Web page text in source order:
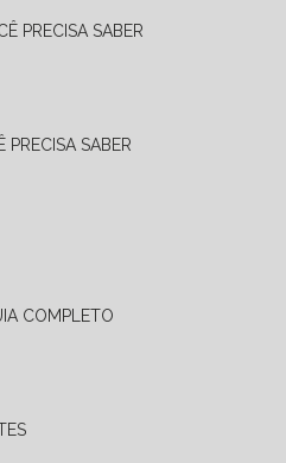
PRECISA SABER
PRECISA SABER
COMPLETO